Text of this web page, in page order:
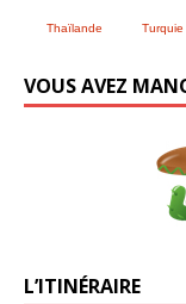
Thaïlande Turquie
VOUS AVEZ
L’ITINÉRAIRE